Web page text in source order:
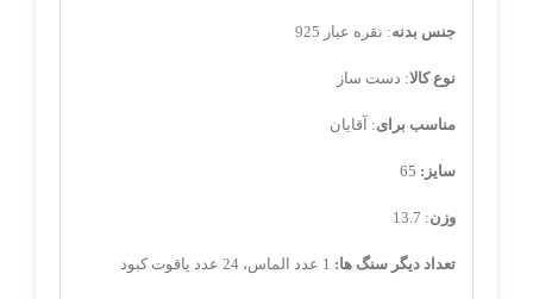
جنس بدنه: نقره عیار 925
نوع کالا: دست ساز
مناسب برای: آقایان
سایز:
وزن: 13.7
تعداد دیگر سنگ ها: